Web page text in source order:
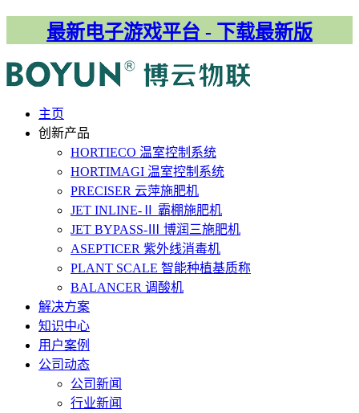
最新电子游戏平台 - 下载最新版
主⻚
创新产品
HORTIECO 温室控制系统
HORTIMAGI 温室控制系统
PRECISER 云萍施肥机
JET INLINE-Ⅱ 霸棚施肥机
JET BYPASS-Ⅲ 博润三施肥机
ASEPTICER 紫外线消毒机
PLANT SCALE 智能种植基质称
BALANCER 调酸机
解决⽅案
知识中心
用户案例
公司动态
公司新闻
行业新闻